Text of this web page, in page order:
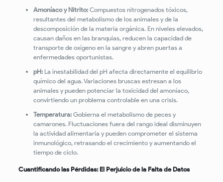
Amoníaco y Nitrito:Compuestos nitrogenados tóxicos,
resultantes del metabolismo de los animales y de la
descomposición de la materia orgánica. En niveles elevados,
causan daños en las branquias, reducen la capacidad de
transporte de oxígeno en la sangre y abren puertas a
enfermedades oportunistas.
pH:La inestabilidad del pH afecta directamente el equilibrio
químico del agua. Variaciones bruscas estresan a los
animales y pueden potenciar la toxicidad del amoníaco,
convirtiendo un problema controlable en una crisis.
Temperatura:Gobierna el metabolismo de peces y
camarones. Fluctuaciones fuera del rango ideal disminuyen
la actividad alimentaria y pueden comprometer el sistema
inmunológico, retrasando el crecimiento y aumentando el
tiempo de ciclo.
Cuantificando las Pérdidas: El Perjuicio de la Falta de Datos